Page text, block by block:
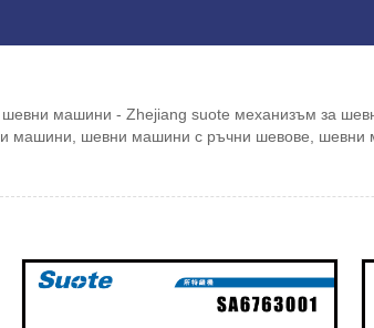
машини - Zhejiang suote механизъм за
шевни машини с ръчни шевове, шевни